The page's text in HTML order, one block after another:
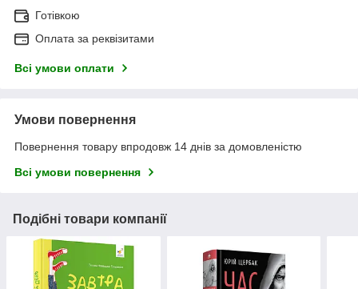
Готівкою
Оплата за реквізитами
Всі умови оплати
Умови повернення
Повернення товару впродовж 14 днів за домовленістю
Всі умови повернення
Подібні товари компанії